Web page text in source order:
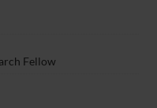
Fellow